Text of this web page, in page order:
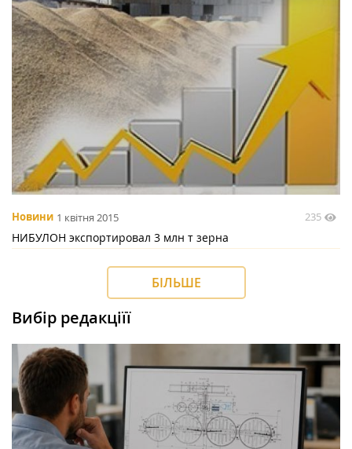
Новини 1 квітня 2015 235
НИБУЛОН экспортировал 3 млн т зерна
БІЛЬШЕ
Вибір редакціїї